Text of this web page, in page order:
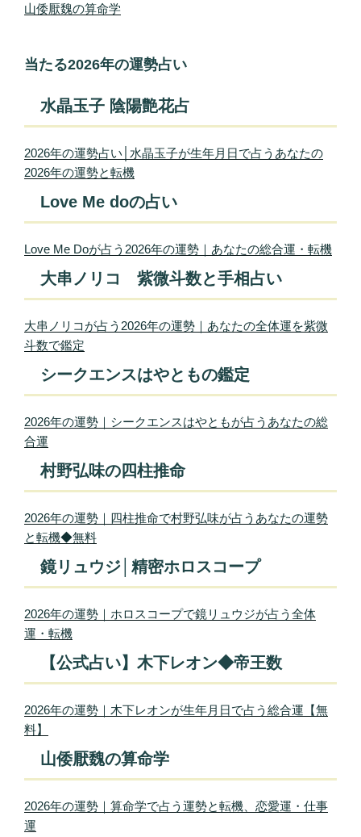
山倭厭魏の算命学
当たる2026年の運勢占い
水晶玉子 陰陽艶花占
2026年の運勢占い│水晶玉子が生年月日で占うあなたの
2026年の運勢と転機
Love Me doの占い
Love Me Doが占う2026年の運勢｜あなたの総合運・転機
大串ノリコ 紫微斗数と手相占い
大串ノリコが占う2026年の運勢｜あなたの全体運を紫微
斗数で鑑定
シークエンスはやともの鑑定
2026年の運勢｜シークエンスはやともが占うあなたの総
合運
村野弘味の四柱推命
2026年の運勢｜四柱推命で村野弘味が占うあなたの運勢
と転機◆無料
鏡リュウジ│精密ホロスコープ
2026年の運勢｜ホロスコープで鏡リュウジが占う全体
運・転機
【公式占い】木下レオン◆帝王数
2026年の運勢｜木下レオンが生年月日で占う総合運【無
料】
山倭厭魏の算命学
2026年の運勢｜算命学で占う運勢と転機、恋愛運・仕事
運